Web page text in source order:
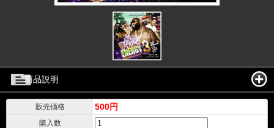
商品説明
販売価格 500円
購入数